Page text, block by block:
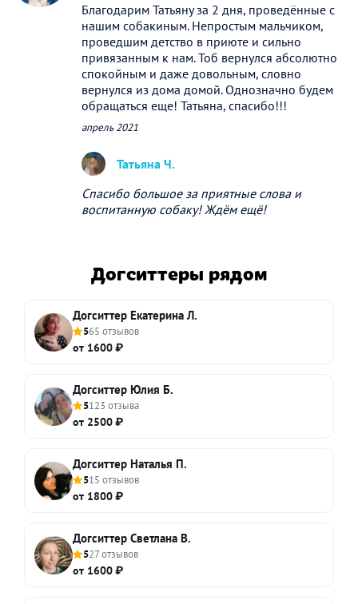
Благодарим Татьяну за 2 дня, проведённые с
нашим собакиным. Непростым мальчиком,
проведшим детство в приюте и сильно
привязанным к нам. Тоб вернулся абсолютно
спокойным и даже довольным, словно
вернулся из дома домой. Однозначно будем
обращаться еще! Татьяна, спасибо!!!
апрель 2021
Татьяна Ч.
Спасибо большое за приятные слова и
воспитанную собаку! Ждём ещё!
Догситтеры рядом
Догситтер Екатерина Л.
565 отзывов
от 1600 ₽
Догситтер Юлия Б.
5123 отзыва
от 2500 ₽
Догситтер Наталья П.
515 отзывов
от 1800 ₽
Догситтер Светлана В.
527 отзывов
от 1600 ₽